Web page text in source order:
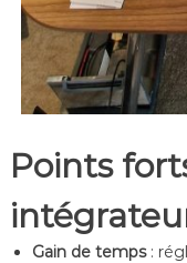
Points
Gain de temps: